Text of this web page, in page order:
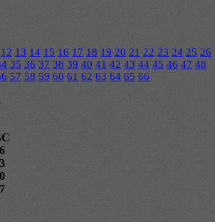
12 13 14 15 16 17 18 19 20 21 22 23 24 25 26
35 36 37 38 39 40 41 42 43 44 45 46 47 48
57 58 59 60 61 62 63 64 65 66